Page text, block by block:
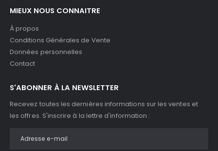
MIEUX NOUS CONNAITRE
À propos
Conditions Générales de Vente
Données personnelles
Contact
S'ABONNER À LA NEWSLETTER
Recevez toutes les dernières informations sur les ventes et
les offres. S'inscrire à la lettre d'information :